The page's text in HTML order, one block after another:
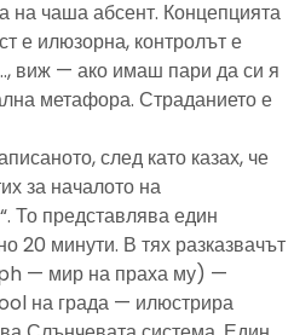
на чаша абсент. Концепцията
е илюзорна, контролът е
виж — ако имаш пари да си я
метафора. Страданието е
след като казах, че
за началото на
То представлява един
20 минути. В тях разказвачът
— мир на праха му) —
на града — илюстрира